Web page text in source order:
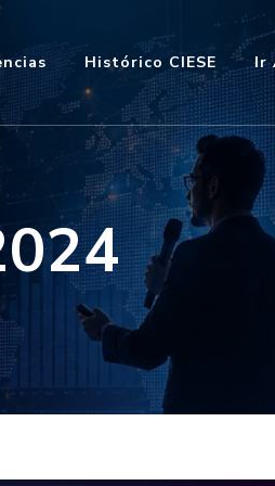
y educación en
Histórico CIESE Ir